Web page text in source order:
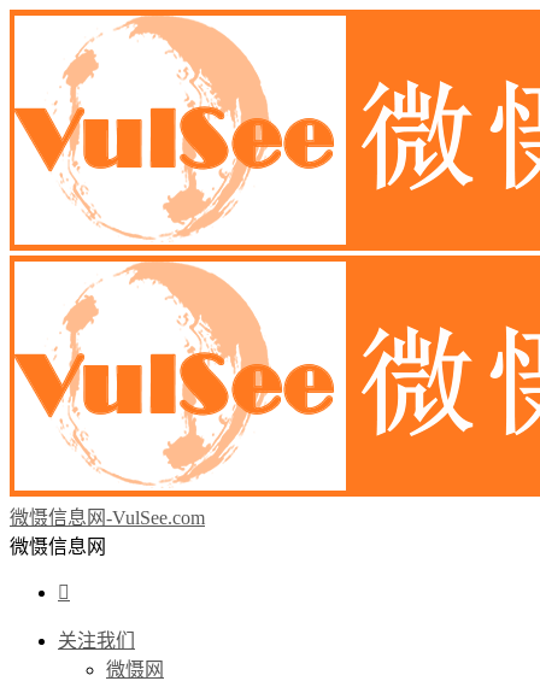
微慑信息网-VulSee.com
微慑信息网

关注我们
微慑网